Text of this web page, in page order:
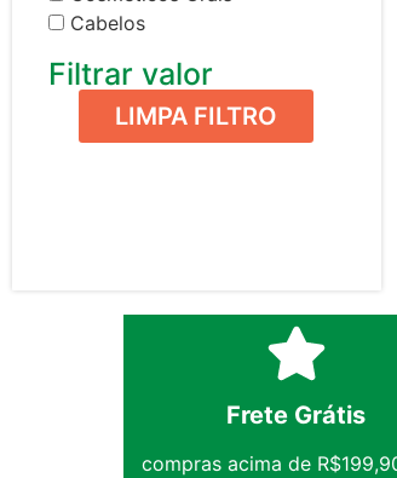
Cabelos
Filtrar valor
LIMPA FILTRO
Frete Grátis
compras acima de